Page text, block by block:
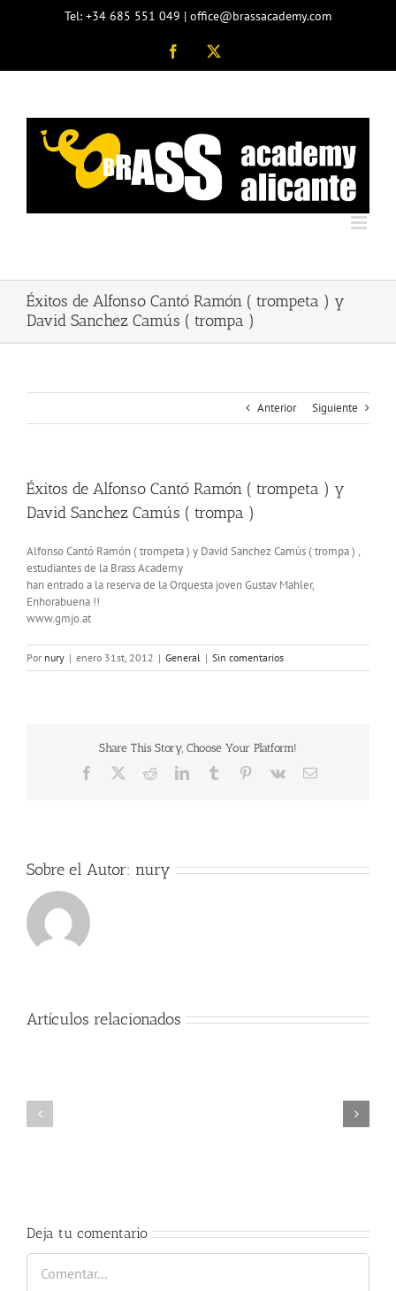
Tel: +34 685 551 049 | office@brassacademy.com
Facebook
Éxitos de Alfonso Cantó Ramón ( trompeta ) y
David Sanchez Camús ( trompa )
Anterior Siguiente
Éxitos de Alfonso Cantó Ramón ( trompeta ) y
David Sanchez Camús ( trompa )
Alfonso Cantó Ramón ( trompeta ) y David Sanchez Camús ( trompa ) ,
estudiantes de la Brass Academy
han entrado a la reserva de la Orquesta joven Gustav Mahler,
Enhorabuena !!
www.gmjo.at
Por nury | enero 31st, 2012 | General | Sin comentarios
Share This Story, Choose Your Platform!
Facebook RedditLinkedInTumblr Pinterest
Vk
Correo
Sobre el Autor: nury
Artículos relacionados
Deja tu comentario
Comentar